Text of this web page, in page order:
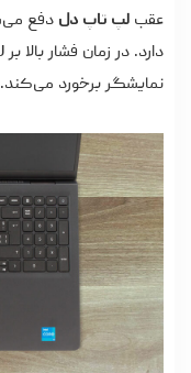
عقب لپ تاپ دل دفع
نمایشگر برخورد می‌کند.